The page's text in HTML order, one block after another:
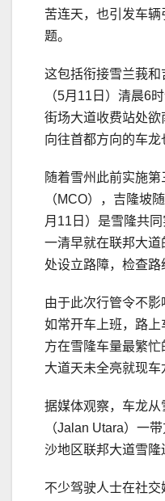
苦连天，也引发车
题。
这包括衔接雪兰莪
（5月11日）清晨6
街场大道收费站处
向往首都方向的车龙
随着雪州此前实施
（MCO），吉隆坡
月11日）是雪隆共
一清早就在联邦大
处设立路障，检查路
由于此次行管令不
如常开车上班，路
方在雪隆车量最繁
大道天未全亮就现车
据媒体观察，车龙
（Jalan Utara）一
沙地区联邦大道雪隆
不少驾驶人士在社